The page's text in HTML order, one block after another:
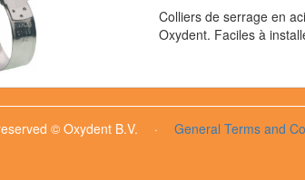
Colliers de serrage en
Oxydent. Faciles à
© Oxydent B.V. · General Terms and